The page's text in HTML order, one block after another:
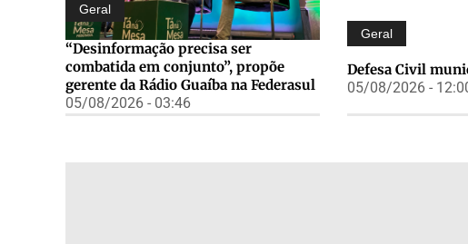
Geral
“Desinformação precisa ser
combatida em conjunto”, propõe
gerente da Rádio Guaíba na Federasul
05/08/2026 - 03:46
Geral
Defesa Civil
05/08/2026 -